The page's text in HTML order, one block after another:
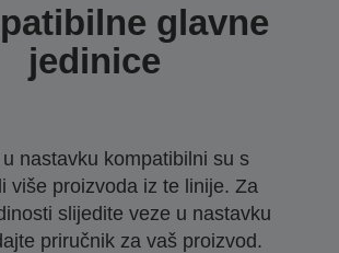
glavne
jedinice
nastavku kompatibilni su s
više proizvoda iz te linije. Za
slijedite veze u nastavku
priručnik za vaš proizvod.